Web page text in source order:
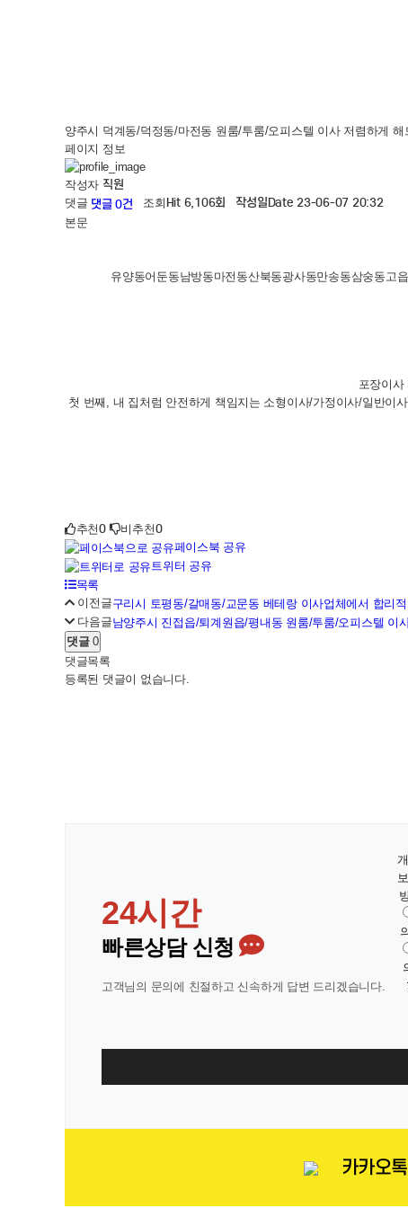
양주시 덕계동/덕정동/마전동 원룸/투룸/오피스텔 이사 저렴하게 해
페이지 정보
작성자 직원
댓글 댓글 0건 조회 Hit 6,106회 작성일Date 23-06-07 20:32
본문
유양동어둔동남방동마전동산북동광사동만송동삼숭동고
포장이
첫 번째, 내 집처럼 안전하게 책임지는 소형이사/가정이사/일반이
추천0 비추천0
페이스북 공유
트위터 공유
목록
이전글구리시 토평동/갈매동/교문동 베테랑 이사업체에서 합리
다음글남양주시 진접읍/퇴계원읍/평내동 원룸/투룸/오피스텔 이
댓글0
댓글목록
등록된 댓글이 없습니다.
24시간
빠른상담 신청
고객님의 문의에 친절하고 신속하게 답변 드리겠습니다.
카카오